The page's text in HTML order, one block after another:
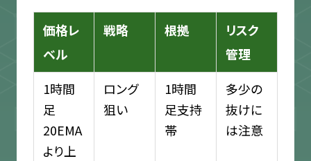
価格レ
ベル
戦略 根拠
リスク
管理
1時間
足
20EMA
より上
ロング
狙い
1時間
足支持
帯
多少の
抜けに
は注意